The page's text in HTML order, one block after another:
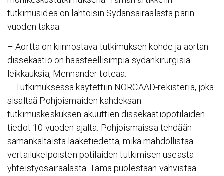
tutkimusidea on lähtöisin Sydänsairaalasta parin
vuoden takaa.
– Aortta on kiinnostava tutkimuksen kohde ja aortan
dissekaatio on haasteellisimpia sydänkirurgisia
leikkauksia, Mennander toteaa.
– Tutkimuksessa käytettiin NORCAAD-rekisteriä, joka
sisältää Pohjoismaiden kahdeksan
tutkimuskeskuksen akuuttien dissekaatiopotilaiden
tiedot 10 vuoden ajalta. Pohjoismaissa tehdään
samankaltaista lääketiedettä, mikä mahdollistaa
vertailukelpoisten potilaiden tutkimisen useasta
yhteistyösairaalasta. Tämä puolestaan vahvistaa